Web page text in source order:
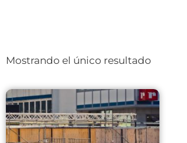
Mostrando el único resultado